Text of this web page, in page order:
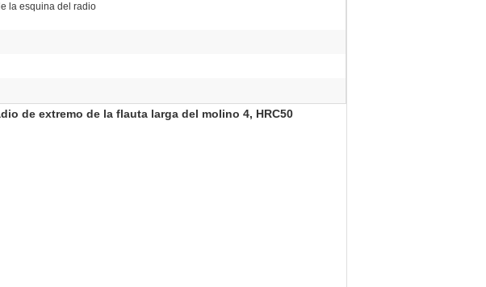
la esquina del radio
de extremo de la flauta larga del molino 4, HRC50